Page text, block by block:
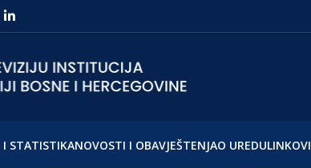
I STATISTIKANOVOSTI I OBAVJEŠTENJAO UREDULINKOVI